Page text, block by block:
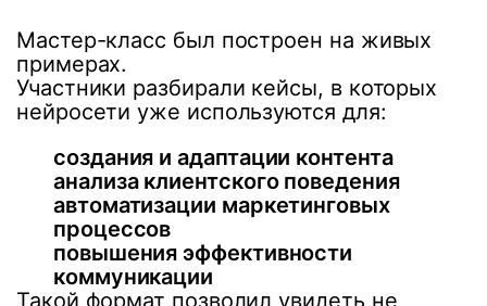
Мастер-класс был построен на живых
примерах.
Участники разбирали кейсы, в которых
нейросети уже используются для:
создания и адаптации контента
анализа клиентского поведения
автоматизации маркетинговых
процессов
повышения эффективности
коммуникации